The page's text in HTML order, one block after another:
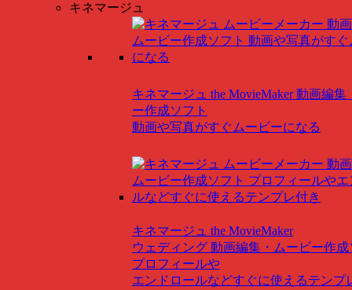
キネマージュ
キネマージュ the MovieMaker 動画編集
ー作成ソフト
動画や写真がすぐムービーになる
キネマージュ the MovieMaker
ウェディング 動画編集・ムービー作成
プロフィールや
エンドロールなどすぐに使えるテンプ